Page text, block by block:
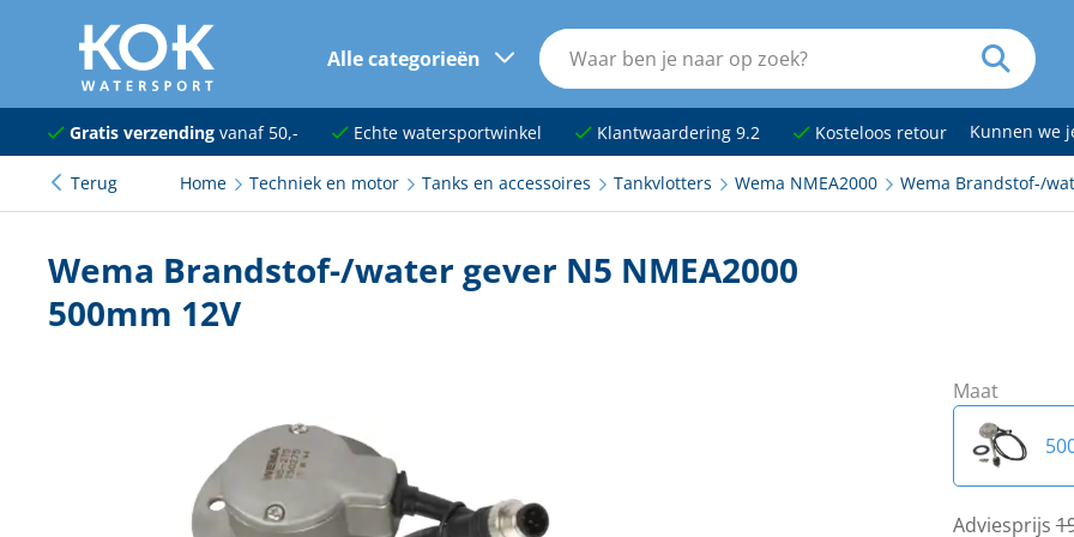
naar hoofdinhoud
Alle categorieën
Navigatie
Dekuitrusting
Onderhoud en verf
Kajuit en kombuis
Gratis verzendingvanaf 50,- Echte watersportwinkel Klantwaardering 9.2 Kosteloos retour Kunnen we
Terug Home Techniek en motor Tanks en accessoires Tankvlotters Wema NMEA2000 Wema Brandstof-/
Wema Brandstof-/water gever N5 NMEA2000
500mm 12V
Maat
Adviesprijs